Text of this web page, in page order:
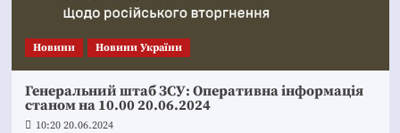
Новини Новини України
Генеральний штаб ЗСУ: Оперативна інформація
станом на 10.00 20.06.2024
10:20 20.06.2024